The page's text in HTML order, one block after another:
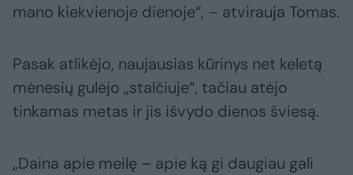
mano kiekvienoje dienoje“, – atvirauja Tomas.
Pasak atlikėjo, naujausias kūrinys net keletą
mėnesių gulėjo „stalčiuje“, tačiau atėjo
tinkamas metas ir jis išvydo dienos šviesą.
„Daina apie meilę – apie ką gi daugiau gali